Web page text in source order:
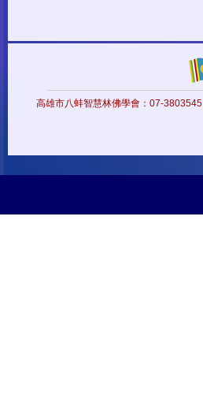
高雄市八蚌智慧林佛學會：07-3803545